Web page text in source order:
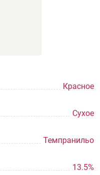
Красное
Сухое
Темпранильо
13.5%